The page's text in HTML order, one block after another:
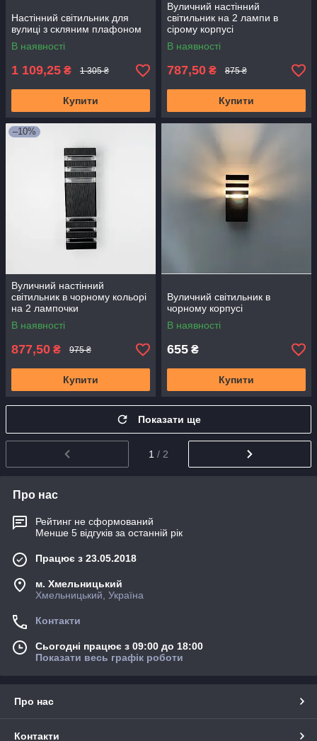
Настінний світильник для
вулиці з скляним плафоном
В наявності
1 109,25 ₴ 1 305 ₴
Купити
Вуличний настінний
світильник на 2 лампи в
сірому корпусі
В наявності
787,50 ₴ 875 ₴
Купити
–10%
Вуличний настінний
світильник в чорному кольорі
на 2 лампочки
В наявності
877,50 ₴ 975 ₴
Купити
Вуличний світильник в
чорному корпусі
В наявності
655 ₴
Купити
Показати ще
1 / 2
Про нас
Рейтинг не сформований
Менше 5 відгуків за останній рік
Працює з 23.05.2018
м. Хмельницький
Хмельницький, Україна
Контакти
Сьогодні працює з 09:00 до 18:00
Показати весь графік роботи
Про нас
Контакти